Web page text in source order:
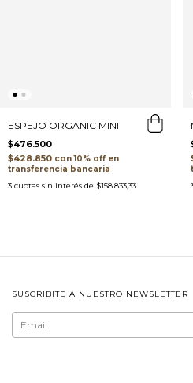
ESPEJO ORGANIC MINI
$476.500
$428.850 con
transferencia bancaria
3 cuotas sin interés de $158.833,33
SUSCRIBITE A NUESTRO NEWSLETTER